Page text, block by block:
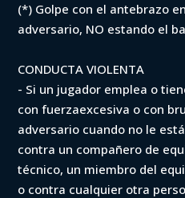
(*) Golpe con el antebrazo
adversario, NO estando el
CONDUCTA VIOLENTA
- Si un jugador emplea o
con fuerzaexcesiva o con
adversario cuando no le
contra un compañero de
técnico, un miembro del
o contra cualquier otra